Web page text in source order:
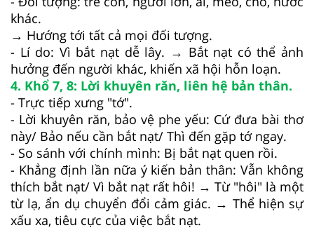
khác.
→ Hướng tới tất cả mọi đối tượng.
- Lí do: Vì bắt nạt dễ lây. → Bắt nạt có thể ảnh
hưởng đến người khác, khiến xã hội hỗn loạn.
4. Khổ 7, 8: Lời khuyên răn, liên hệ bản thân.
- Trực tiếp xưng "tớ".
- Lời khuyên răn, bảo vệ phe yếu: Cứ đưa bài thơ
này/ Bảo nếu cần bắt nạt/ Thì đến gặp tớ ngay.
- So sánh với chính mình: Bị bắt nạt quen rồi.
- Khẳng định lần nữa ý kiến bản thân: Vẫn không
thích bắt nạt/ Vì bắt nạt rất hôi! → Từ "hôi" là một
từ lạ, ẩn dụ chuyển đổi cảm giác. → Thể hiện sự
xấu xa, tiêu cực của việc bắt nạt.